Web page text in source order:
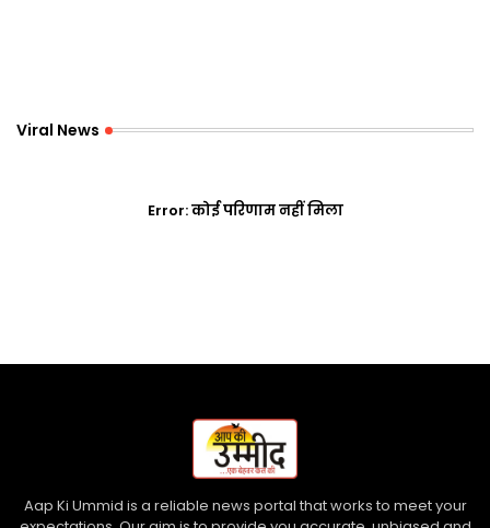
Viral News
Error:कोई परिणाम नहीं मिला
Aap Ki Ummid is a reliable news portal that works to meet your